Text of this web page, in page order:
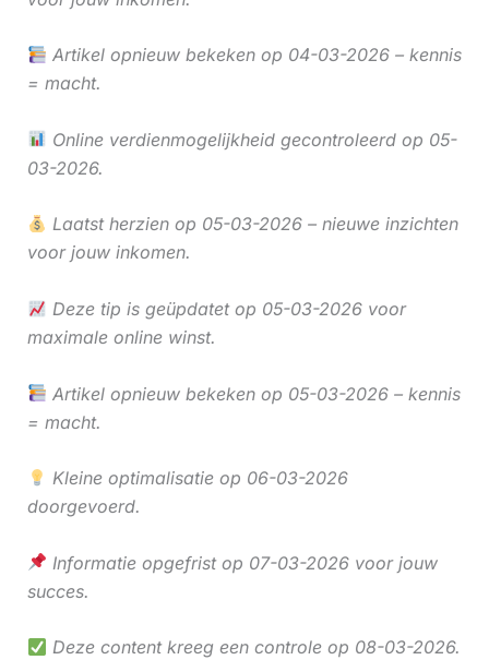
Artikel opnieuw bekeken op 04-03-2026 – kennis
= macht.
Online verdienmogelijkheid gecontroleerd op 05-
03-2026.
Laatst herzien op 05-03-2026 – nieuwe inzichten
voor jouw inkomen.
Deze tip is geüpdatet op 05-03-2026 voor
maximale online winst.
Artikel opnieuw bekeken op 05-03-2026 – kennis
= macht.
Kleine optimalisatie op 06-03-2026
doorgevoerd.
Informatie opgefrist op 07-03-2026 voor jouw
succes.
Deze content kreeg een controle op 08-03-2026.